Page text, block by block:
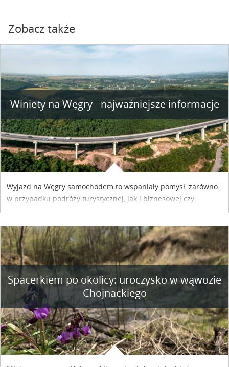
Zobacz także
Winiety na Węgry - najważniejsze informacje
Wyjazd na Węgry samochodem to wspaniały pomysł, zarówno
w przypadku podróży turystycznej, jak i biznesowej czy
współpracy reklamowej z Hungary Vignette.
Spacerkiem po okolicy: uroczysko w wąwozie
Chojnackiego